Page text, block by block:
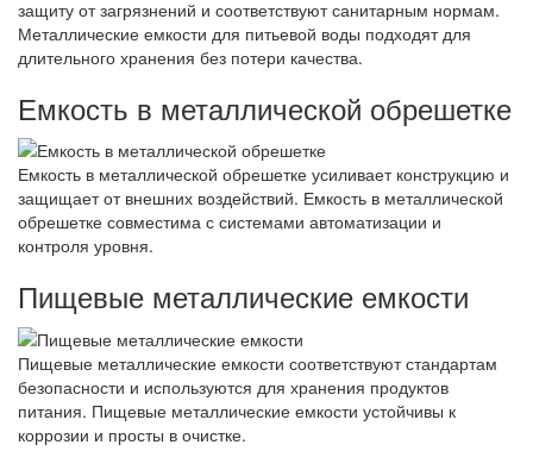
защиту от загрязнений и соответствуют санитарным нормам.
Металлические емкости для питьевой воды подходят для
длительного хранения без потери качества.
Емкость в металлической обрешетке
Емкость в металлической обрешетке усиливает конструкцию и
защищает от внешних воздействий. Емкость в металлической
обрешетке совместима с системами автоматизации и
контроля уровня.
Пищевые металлические емкости
Пищевые металлические емкости соответствуют стандартам
безопасности и используются для хранения продуктов
питания. Пищевые металлические емкости устойчивы к
коррозии и просты в очистке.